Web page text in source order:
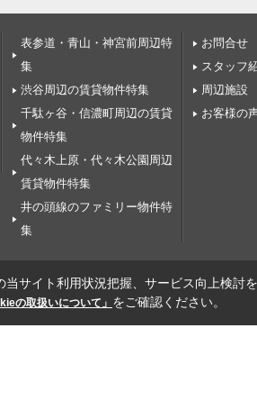
表参道・青山・神宮前周辺特
集
渋谷周辺の賃貸物件特集
千駄ヶ谷・信濃町周辺の賃貸
物件特集
代々木上原・代々木公園周辺
賃貸物件特集
井の頭線のファミリー物件特
集
お問合せ
スタッフ
周辺施設
お客様の
当サイト利用状況把握、サービス向上検討
の取扱いについて」 をご確認ください。